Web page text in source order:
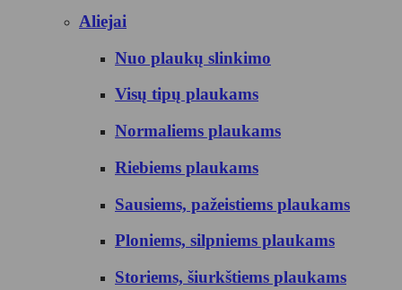
Aliejai
Nuo plaukų slinkimo
Visų tipų plaukams
Normaliems plaukams
Riebiems plaukams
Sausiems, pažeistiems plaukams
Ploniems, silpniems plaukams
Storiems, šiurkštiems plaukams